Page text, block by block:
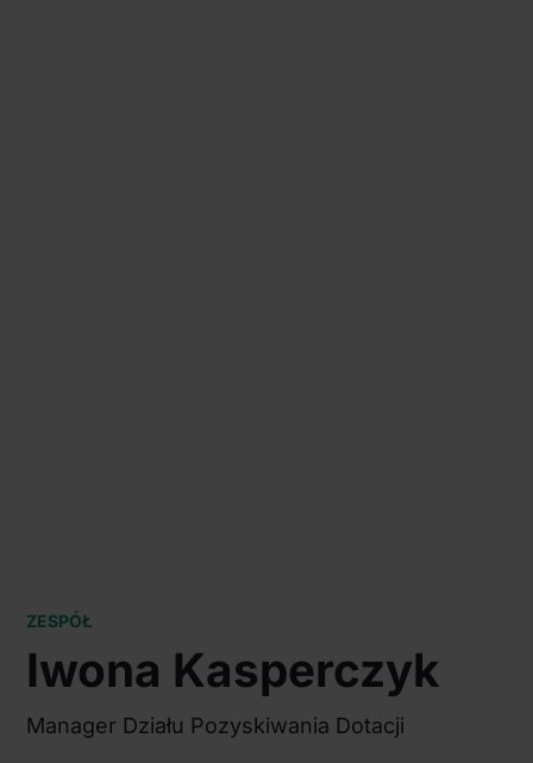
ZESPÓŁ
Iwona Kasperczyk
Manager Działu Pozyskiwania Dotacji